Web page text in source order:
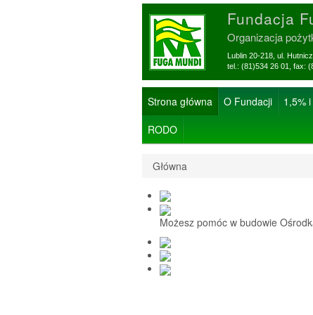
Fundacja
Organizacja
Lublin 20-218, ul.
tel.: (81)534 26 01,
Strona główna O Fundacji 1,5%
RODO
Główna
Możesz pomóc w budowie